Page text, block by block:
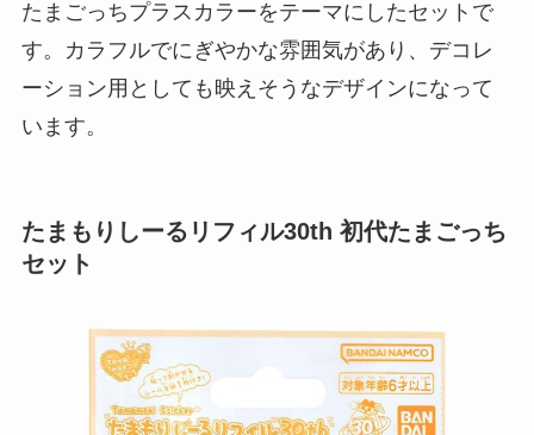
たまごっちプラスカラーをテーマにしたセットで
す。カラフルでにぎやかな雰囲気があり、デコレ
ーション用としても映えそうなデザインになって
います。
たまもりしーるリフィル30th 初代たまごっち
セット